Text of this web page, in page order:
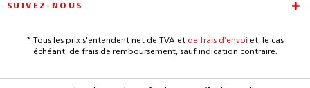
SUIVEZ-NOUS
* Tous les prix s'entendent net de TVA et de frais d’envoi et, le cas
échéant, de frais de remboursement, sauf indication contraire.